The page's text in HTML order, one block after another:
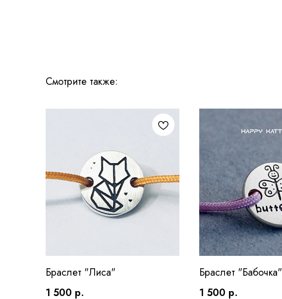
Смотрите также:
Браслет "Лиса"
1 500 р.
Браслет "Бабочка"
1 500 р.